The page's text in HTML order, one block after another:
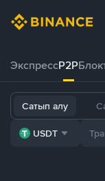
ЭкспрессP2P
Сатып алу
USDT